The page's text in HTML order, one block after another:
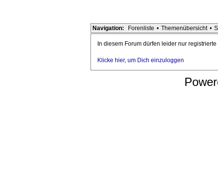
Navigation: Forenliste • Themenübersicht •
In diesem Forum dürfen leider nur
Klicke hier, um Dich einzuloggen